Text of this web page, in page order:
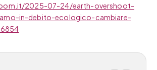
2025-07-24/earth-overshoot-
in-debito-ecologico-cambiare-